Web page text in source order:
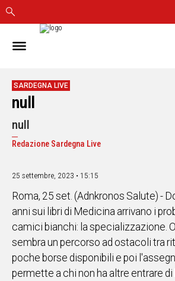
IN
CAGLIARI
SASSARI
ORISTANO
SULCIS
OGLIASTRA
MEDIO
CAMPIDANO
ALTRE
NOTIZIE
SARDEGNA LIVE
null
null
Redazione Sardegna Live
25 settembre, 2023 • 15:15
Roma, 25 set. (Adnkronos Salute) -
anni sui libri di Medicina arrivano i
camici bianchi: la specializzazione.
sembra un percorso ad ostacoli tra
poche borse disponibili e poi
permette a chi non ha altre entrare di